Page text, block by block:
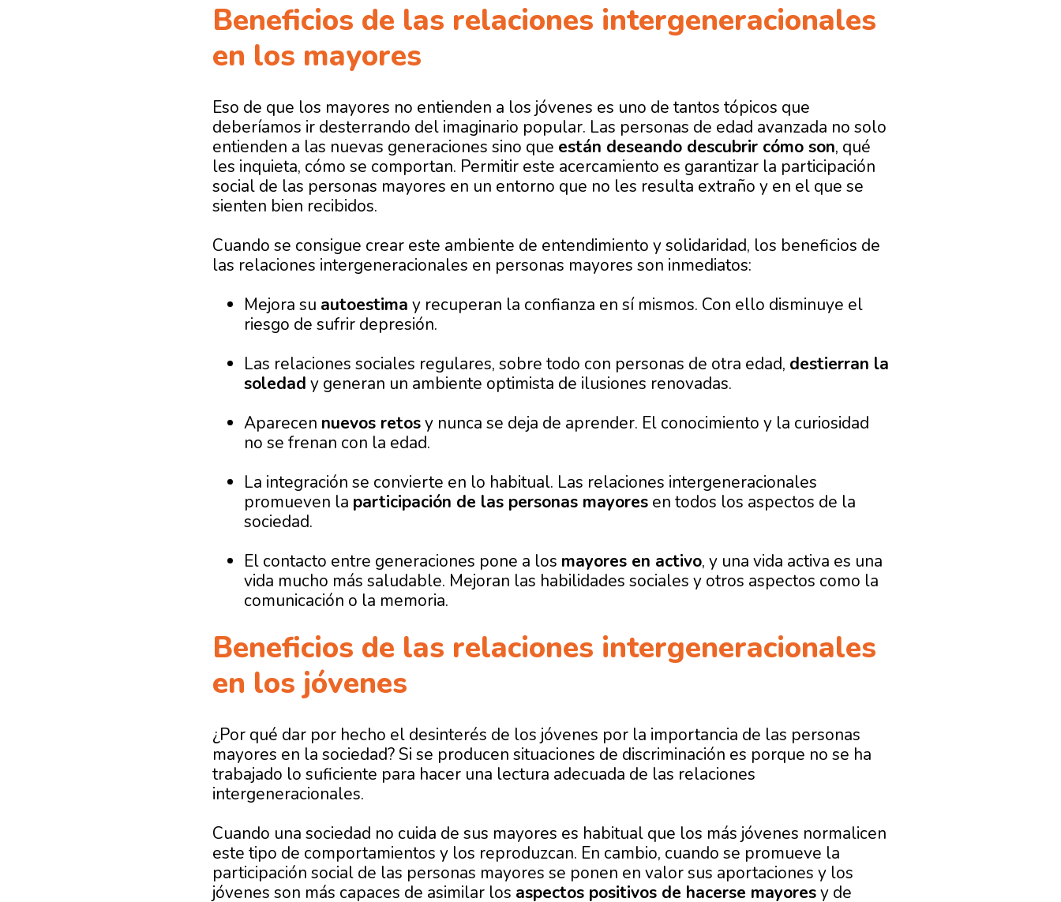
Beneficios de las relaciones intergeneracionales
en los mayores
Eso de que los mayores no entienden a los jóvenes es uno de tantos tópicos que
deberíamos ir desterrando del imaginario popular. Las personas de edad avanzada no solo
entienden a las nuevas generaciones sino que están deseando descubrir cómo son, qué
les inquieta, cómo se comportan. Permitir este acercamiento es garantizar la participación
social de las personas mayores en un entorno que no les resulta extraño y en el que se
sienten bien recibidos.
Cuando se consigue crear este ambiente de entendimiento y solidaridad, los beneficios de
las relaciones intergeneracionales en personas mayores son inmediatos:
Mejora su autoestima y recuperan la confianza en sí mismos. Con ello disminuye el
riesgo de sufrir depresión.
Las relaciones sociales regulares, sobre todo con personas de otra edad, destierran la
soledad y generan un ambiente optimista de ilusiones renovadas.
Aparecen nuevos retosy nunca se deja de aprender. El conocimiento y la curiosidad
no se frenan con la edad.
La integración se convierte en lo habitual. Las relaciones intergeneracionales
promueven la participación de las personas mayoresen todos los aspectos de la
sociedad.
El contacto entre generaciones pone a los mayores en activo, y una vida activa es una
vida mucho más saludable. Mejoran las habilidades sociales y otros aspectos como la
comunicación o la memoria.
Beneficios de las relaciones intergeneracionales
en los jóvenes
¿Por qué dar por hecho el desinterés de los jóvenes por la importancia de las personas
mayores en la sociedad? Si se producen situaciones de discriminación es porque no se ha
trabajado lo suficiente para hacer una lectura adecuada de las relaciones
intergeneracionales.
Cuando una sociedad no cuida de sus mayores es habitual que los más jóvenes normalicen
este tipo de comportamientos y los reproduzcan. En cambio, cuando se promueve la
participación social de las personas mayores se ponen en valor sus aportaciones y los
jóvenes son más capaces de asimilar los aspectos positivos de hacerse mayoresy de